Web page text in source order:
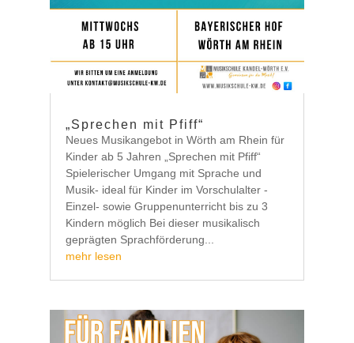
„Sprechen mit Pfiff“
Neues Musikangebot in Wörth am Rhein für
Kinder ab 5 Jahren „Sprechen mit Pfiff“
Spielerischer Umgang mit Sprache und
Musik- ideal für Kinder im Vorschulalter -
Einzel- sowie Gruppenunterricht bis zu 3
Kindern möglich Bei dieser musikalisch
geprägten Sprachförderung...
mehr lesen